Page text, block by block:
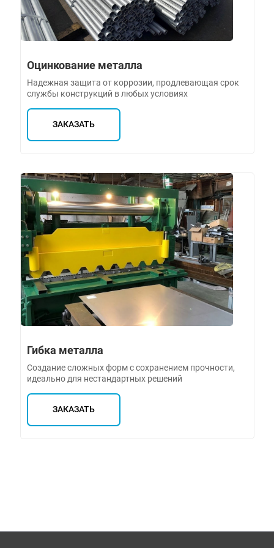
Оцинкование металла
Надежная защита от коррозии, продлевающая срок
службы конструкций в любых условиях
ЗАКАЗАТЬ
Гибка металла
Создание сложных форм с сохранением прочности,
идеально для нестандартных решений
ЗАКАЗАТЬ